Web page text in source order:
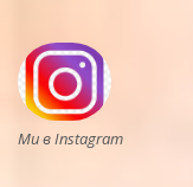
Ми в Instagram